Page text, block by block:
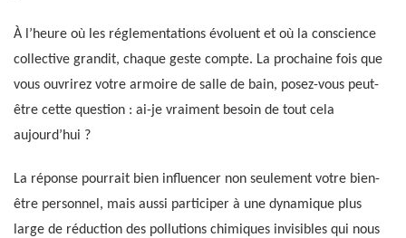
À l’heure où les réglementations évoluent et où la conscience
collective grandit, chaque geste compte. La prochaine fois que
vous ouvrirez votre armoire de salle de bain, posez-vous peut-
être cette question : ai-je vraiment besoin de tout cela
aujourd’hui ?
La réponse pourrait bien influencer non seulement votre bien-
être personnel, mais aussi participer à une dynamique plus
large de réduction des pollutions chimiques invisibles qui nous